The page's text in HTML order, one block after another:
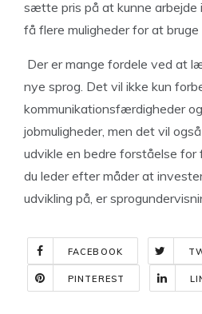
sætte pris på at kunne arbejde
få flere muligheder for at
Der er mange fordele ved at
nye sprog. Det vil ikke kun
kommunikationsfærdigheder
jobmuligheder, men det vil
udvikle en bedre forståelse for
du leder efter måder at
udvikling på, er
FACEBOOK
PINTEREST